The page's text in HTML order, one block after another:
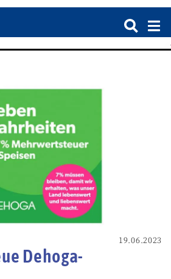
19.06.2023
Dehoga-